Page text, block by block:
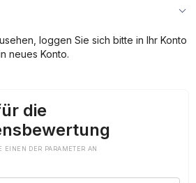
***
***
loggen Sie sich bitte in Ihr Konto
neues Konto.
die
EINEN DER PARAMETER AN